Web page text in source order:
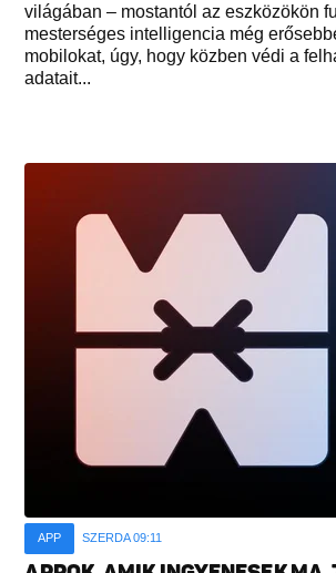
világában – mostantól az eszközökön
mesterséges intelligencia még
mobilokat, úgy, hogy közben védi a
adatait...
APP SZERDA 09:11